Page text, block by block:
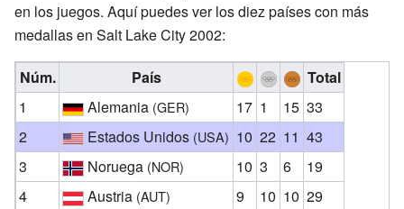
en los juegos. Aquí puedes ver los diez países con más
medallas en Salt Lake City 2002:
Núm. País
Total
1
Alemania (GER) 17 1 15 33
2
Estados Unidos (USA) 10 22 11 43
3
Noruega (NOR) 10 3 6
19
4
Austria (AUT) 9 10 10 29